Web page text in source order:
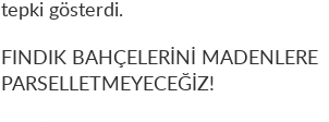
tepki gösterdi.
FINDIK BAHÇELERİNİ MADENLERE
PARSELLETMEYECEĞİZ!